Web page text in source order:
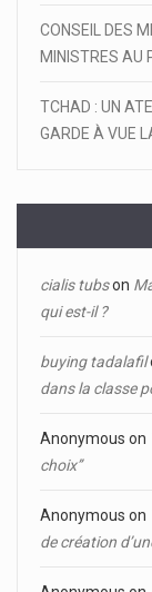
CONSEIL DES
MINISTRES AU
TCHAD : UN
GARDE À VUE
cialis tubson
qui est-il ?
buying tadalafil
dans la classe
Anonymous on
choix’’
Anonymous on
de création